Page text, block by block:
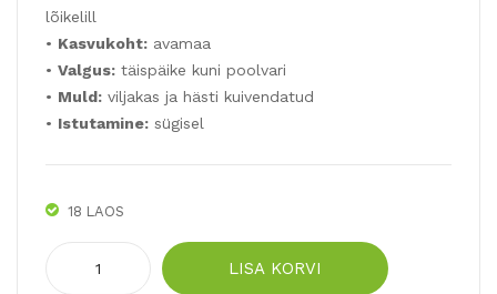
lõikelill
• Kasvukoht: avamaa
• Valgus: täispäike kuni poolvari
• Muld: viljakas ja hästi kuivendatud
• Istutamine: sügisel
18 LAOS
lisakrooniga
LISA KORVI